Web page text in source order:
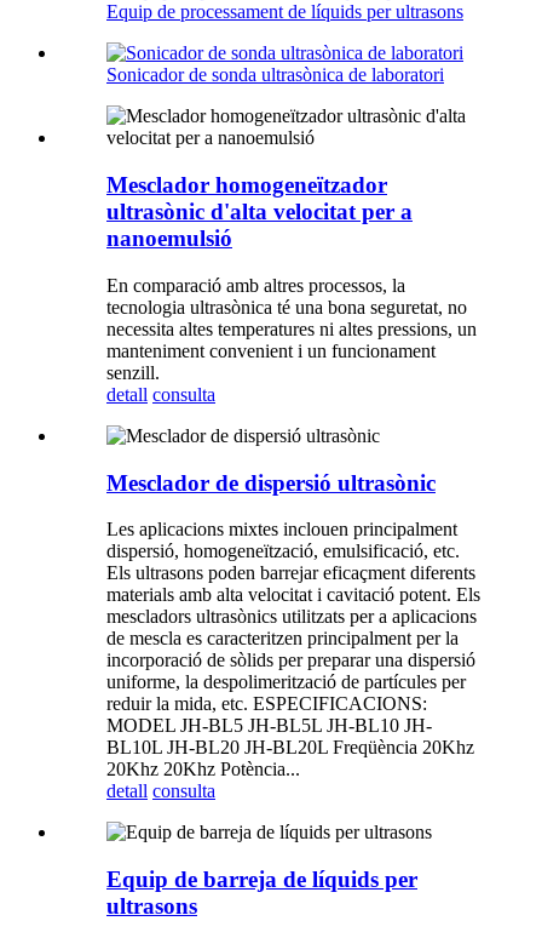
Equip de processament de líquids per ultrasons
Sonicador de sonda ultrasònica de laboratori
Mesclador homogeneïtzador
ultrasònic d'alta velocitat per a
nanoemulsió
En comparació amb altres processos, la
tecnologia ultrasònica té una bona seguretat, no
necessita altes temperatures ni altes pressions, un
manteniment convenient i un funcionament
senzill.
detall consulta
Mesclador de dispersió ultrasònic
Les aplicacions mixtes inclouen principalment
dispersió, homogeneïtzació, emulsificació, etc.
Els ultrasons poden barrejar eficaçment diferents
materials amb alta velocitat i cavitació potent. Els
mescladors ultrasònics utilitzats per a aplicacions
de mescla es caracteritzen principalment per la
incorporació de sòlids per preparar una dispersió
uniforme, la despolimerització de partícules per
reduir la mida, etc. ESPECIFICACIONS:
MODEL JH-BL5 JH-BL5L JH-BL10 JH-
BL10L JH-BL20 JH-BL20L Freqüència 20Khz
20Khz 20Khz Potència...
detall consulta
Equip de barreja de líquids per
ultrasons